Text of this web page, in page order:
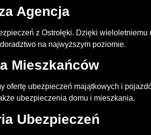
Agencja
z Ostrołęki. Dzięki
na najwyższym poziomie.
Mieszkańców
ofertę ubezpieczeń majątkowych i
ubezpieczenia domu i mieszkania.
Ubezpieczeń